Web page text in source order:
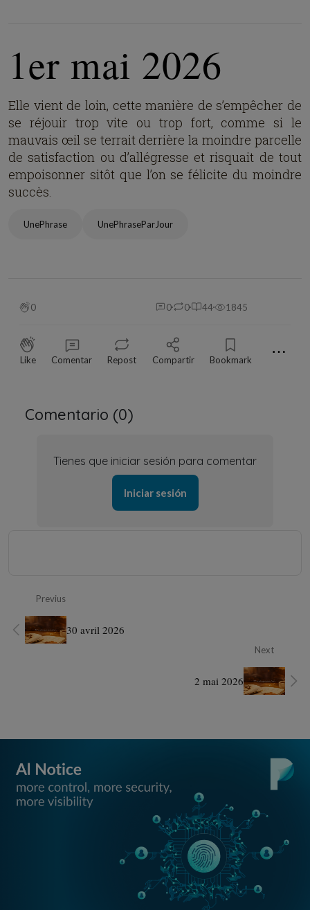
1er mai 2026
Elle vient de loin, cette manière de s’empêcher de
se réjouir trop vite ou trop fort, comme si le
mauvais œil se terrait derrière la moindre parcelle
de satisfaction ou d’allégresse et risquait de tout
empoisonner sitôt que l’on se félicite du moindre
succès.
UnePhrase UnePhraseParJour
0 0 0 44 1845
Like Comentar Repost Compartir Bookmark ⋯
Comentario (0)
Tienes que iniciar sesión para comentar
Iniciar sesión
Previus
30 avril 2026
Next
2 mai 2026